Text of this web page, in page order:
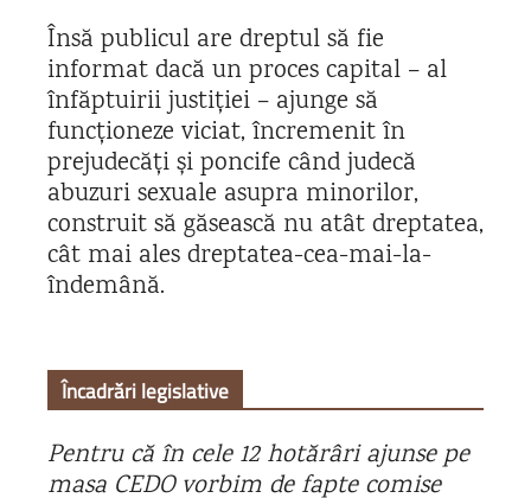
Însă publicul are dreptul să fie
informat dacă un proces capital – al
înfăptuirii justiției – ajunge să
funcționeze viciat, încremenit în
prejudecăți și poncife când judecă
abuzuri sexuale asupra minorilor,
construit să găsească nu atât dreptatea,
cât mai ales dreptatea-cea-mai-la-
îndemână.
Încadrări legislative
Pentru că în cele 12 hotărâri ajunse pe
masa CEDO vorbim de fapte comise